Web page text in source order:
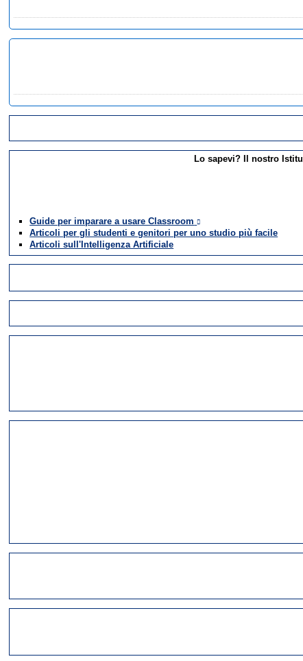
Lo sapevi? Il nostro
Guide per imparare a usare Classroom
Articoli per gli studenti e genitori per uno studio più facile
Articoli sull'Intelligenza Artificiale